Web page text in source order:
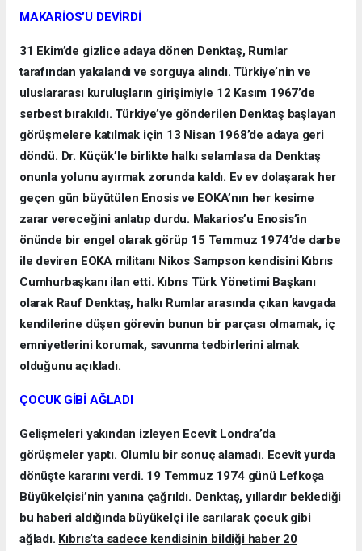
MAKARİOS’U DEVİRDİ
31 Ekim’de gizlice adaya dönen Denktaş, Rumlar
tarafından yakalandı ve sorguya alındı. Türkiye’nin ve
uluslararası kuruluşların girişimiyle 12 Kasım 1967’de
serbest bırakıldı. Türkiye’ye gönderilen Denktaş başlayan
görüşmelere katılmak için 13 Nisan 1968’de adaya geri
döndü. Dr. Küçük’le birlikte halkı selamlasa da Denktaş
onunla yolunu ayırmak zorunda kaldı. Ev ev dolaşarak her
geçen gün büyütülen Enosis ve EOKA’nın her kesime
zarar vereceğini anlatıp durdu. Makarios’u Enosis’in
önünde bir engel olarak görüp 15 Temmuz 1974’de darbe
ile deviren EOKA militanı Nikos Sampson kendisini Kıbrıs
Cumhurbaşkanı ilan etti. Kıbrıs Türk Yönetimi Başkanı
olarak Rauf Denktaş, halkı Rumlar arasında çıkan kavgada
kendilerine düşen görevin bunun bir parçası olmamak, iç
emniyetlerini korumak, savunma tedbirlerini almak
olduğunu açıkladı.
ÇOCUK GİBİ AĞLADI
Gelişmeleri yakından izleyen Ecevit Londra’da
görüşmeler yaptı. Olumlu bir sonuç alamadı. Ecevit yurda
dönüşte kararını verdi. 19 Temmuz 1974 günü Lefkoşa
Büyükelçisi’nin yanına çağrıldı. Denktaş, yıllardır beklediği
bu haberi aldığında büyükelçi ile sarılarak çocuk gibi
ağladı. Kıbrıs’ta sadece kendisinin bildiği haber 20